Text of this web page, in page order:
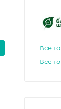
Все
Все